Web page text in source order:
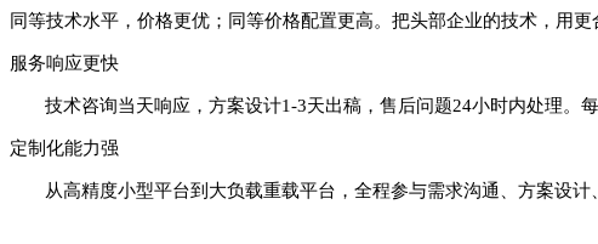
同等技术水平，价格更优；同等价格配置更高。把头部企业的技术，用更
服务响应更快
技术咨询当天响应，方案设计1-3天出稿，售后问题24小时内处理。
定制化能力强
从高精度小型平台到大负载重载平台，全程参与需求沟通、方案设计